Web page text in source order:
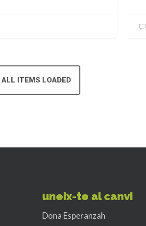
uneix-te al canvi
Dona Esperanzah